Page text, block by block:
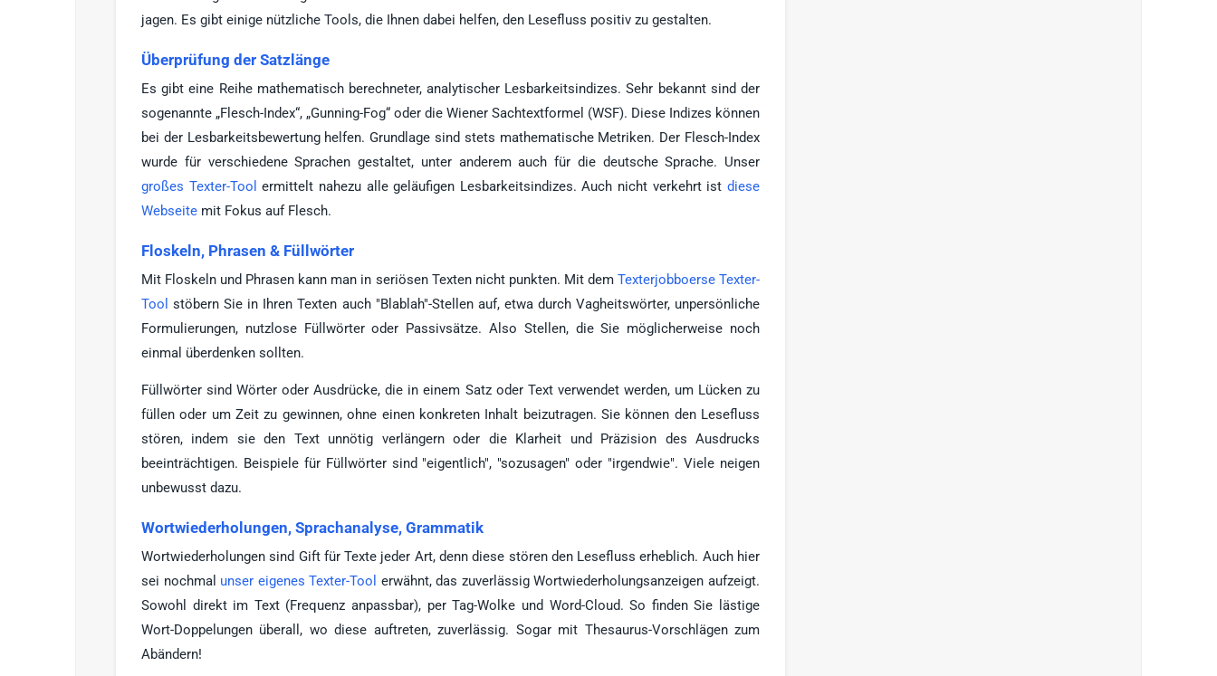
jagen. Es gibt einige nützliche Tools, die Ihnen dabei helfen, den Lesefluss positiv zu gestalten.
Überprüfung der Satzlänge
Es gibt eine Reihe mathematisch berechneter, analytischer Lesbarkeitsindizes. Sehr bekannt sind der
sogenannte „Flesch-Index“, „Gunning-Fog“ oder die Wiener Sachtextformel (WSF). Diese Indizes können
bei der Lesbarkeitsbewertung helfen. Grundlage sind stets mathematische Metriken. Der Flesch-Index
wurde für verschiedene Sprachen gestaltet, unter anderem auch für die deutsche Sprache. Unser
großes Texter-Tool ermittelt nahezu alle geläufigen Lesbarkeitsindizes. Auch nicht verkehrt istdiese
Webseite mit Fokus auf Flesch.
Floskeln, Phrasen & Füllwörter
Mit Floskeln und Phrasen kann man in seriösen Texten nicht punkten. Mit dem Texterjobboerse Texter-
Tool stöbern Sie in Ihren Texten auch "Blablah"-Stellen auf, etwa durch Vagheitswörter, unpersönliche
Formulierungen, nutzlose Füllwörter oder Passivsätze. Also Stellen, die Sie möglicherweise noch
einmal überdenken sollten.
Füllwörter sind Wörter oder Ausdrücke, die in einem Satz oder Text verwendet werden, um Lücken zu
füllen oder um Zeit zu gewinnen, ohne einen konkreten Inhalt beizutragen. Sie können den Lesefluss
stören, indem sie den Text unnötig verlängern oder die Klarheit und Präzision des Ausdrucks
beeinträchtigen. Beispiele für Füllwörter sind "eigentlich", "sozusagen" oder "irgendwie". Viele neigen
unbewusst dazu.
Wortwiederholungen, Sprachanalyse, Grammatik
Wortwiederholungen sind Gift für Texte jeder Art, denn diese stören den Lesefluss erheblich. Auch hier
sei nochmal unser eigenes Texter-Tool erwähnt, das zuverlässig Wortwiederholungsanzeigen aufzeigt.
Sowohl direkt im Text (Frequenz anpassbar), per Tag-Wolke und Word-Cloud. So finden Sie lästige
Wort-Doppelungen überall, wo diese auftreten, zuverlässig. Sogar mit Thesaurus-Vorschlägen zum
Abändern!